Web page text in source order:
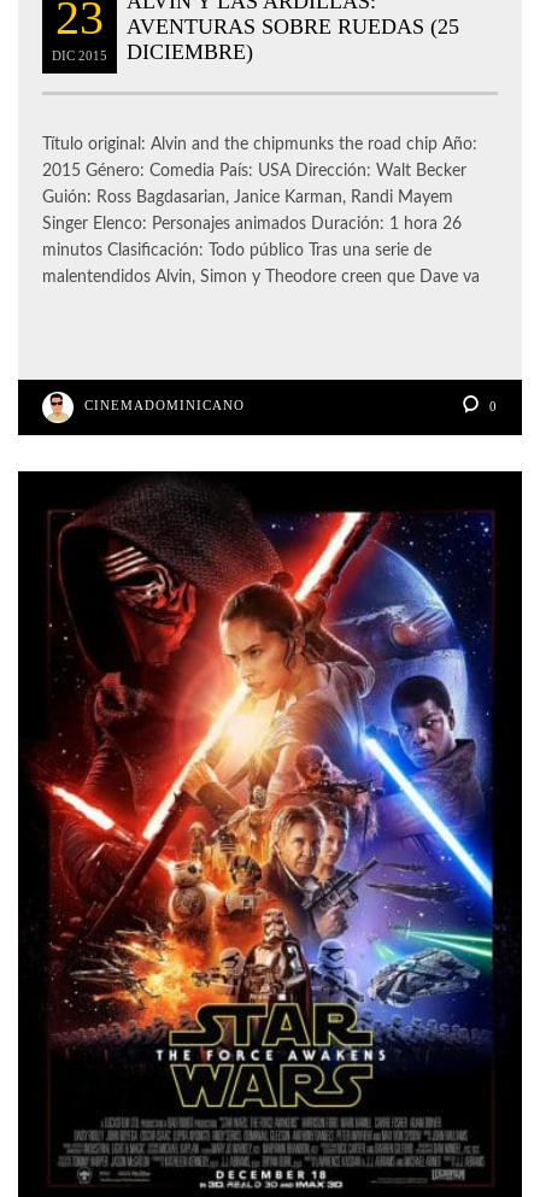
23
DIC 2015
AVENTURAS SOBRE RUEDAS (25
DICIEMBRE)
Título original: Alvin and the chipmunks the road chip Año:
2015 Género: Comedia País: USA Dirección: Walt Becker
Guión: Ross Bagdasarian, Janice Karman, Randi Mayem
Singer Elenco: Personajes animados Duración: 1 hora 26
minutos Clasificación: Todo público Tras una serie de
malentendidos Alvin, Simon y Theodore creen que Dave va
CINEMADOMINICANO 0